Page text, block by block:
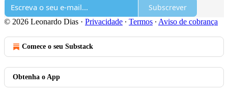
Subscrever
© 2026 Leonardo Dias · Privacidade ∙ Termos ∙ Aviso de cobrança
Comece o seu Substack
Obtenha o App